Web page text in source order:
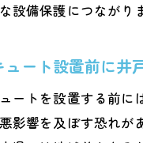
設備保護につながり
ュート設置前に井
ートを設置する前に
影響を及ぼす恐れが